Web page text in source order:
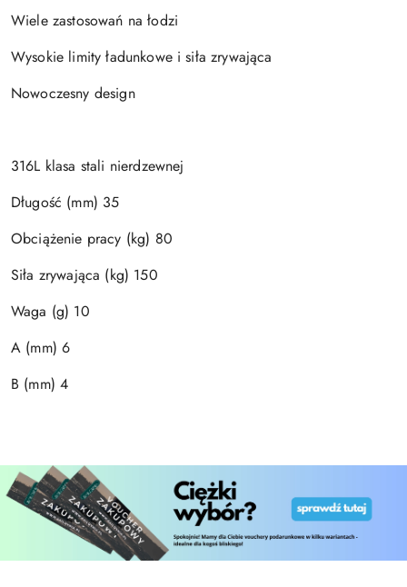
Wiele zastosowań na łodzi
Wysokie limity ładunkowe i siła zrywająca
Nowoczesny design
316L klasa stali nierdzewnej
Długość (mm) 35
Obciążenie pracy (kg) 80
Siła zrywająca (kg) 150
Waga (g) 10
A (mm) 6
B (mm) 4